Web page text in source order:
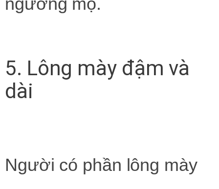
5. Lông mày đậm và
dài
Người có phần lông mày